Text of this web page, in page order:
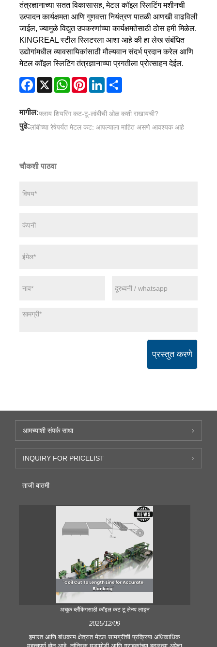
तंत्रज्ञानाच्या सतत विकासासह, मेटल कॉइल स्लिटिंग मशीनची
उत्पादन कार्यक्षमता आणि गुणवत्ता नियंत्रण पातळी आणखी वाढविली
जाईल, ज्यामुळे विद्युत उपकरणांच्या कार्यक्षमतेसाठी ठोस हमी मिळेल.
KINGREAL स्टील स्लिटरला आशा आहे की हा लेख संबंधित
उद्योगांमधील व्यावसायिकांसाठी मौल्यवान संदर्भ प्रदान करेल आणि
मेटल कॉइल स्लिटिंग तंत्रज्ञानाच्या प्रगतीला प्रोत्साहन देईल.
Facebook
X WhatsAppPinterestLinkedIn
मागील:फ्लाय शियरिंग कट-टू-लांबीची ओळ कशी राखायची?
पुढे:लांबीच्या रेषेपर्यंत मेटल कट: आपल्याला माहित असणे आवश्यक आहे
चौकशी पाठवा
प्रस्तुत करणे
आमच्याशी संपर्क साधा
INQUIRY FOR PRICELIST
ताजी बातमी
अचूक ब्लँकिंगसाठी कॉइल कट टू लेन्थ लाइन
2025/12/09
इमारत आणि बांधकाम क्षेत्रात मेटल सामग्रीची प्रक्रिया अधिकाधिक